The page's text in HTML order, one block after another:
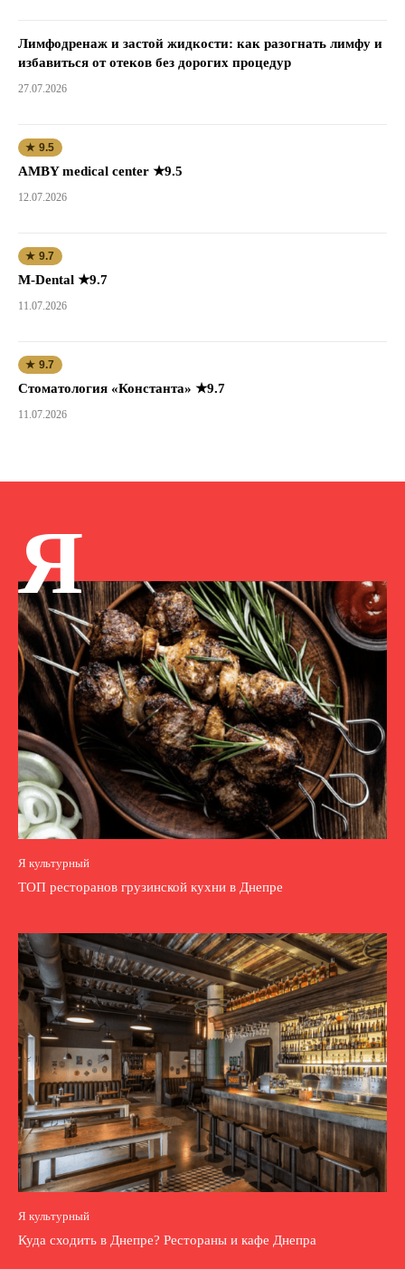
Лимфодренаж и застой жидкости: как разогнать лимфу и
избавиться от отеков без дорогих процедур
27.07.2026
★ 9.5
AMBY medical center ★9.5
12.07.2026
★ 9.7
M-Dental ★9.7
11.07.2026
★ 9.7
Стоматология «Константа» ★9.7
11.07.2026
Я
Я культурный
ТОП ресторанов грузинской кухни в Днепре
Я культурный
Куда сходить в Днепре? Рестораны и кафе Днепра